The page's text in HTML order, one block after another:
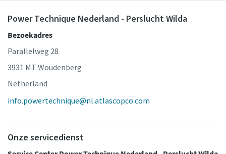
Power Technique Nederland - Perslucht Wilda
Bezoekadres
Parallelweg 28
3931 MT Woudenberg
Netherland
info.powertechnique@nl.atlascopco.com
Onze servicedienst